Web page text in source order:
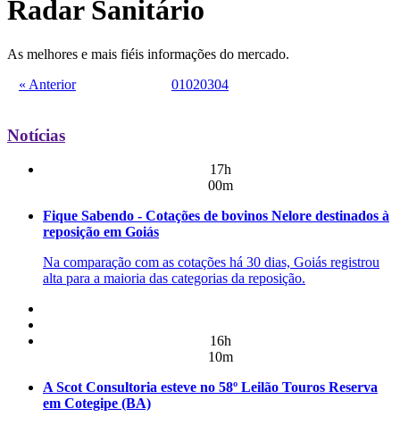
Radar Sanitário
As melhores e mais fiéis informações do mercado.
« Anterior
01020304
Notícias
17h
00m
Fique Sabendo - Cotações de bovinos Nelore destinados à
reposição em Goiás
Na comparação com as cotações há 30 dias, Goiás registrou
alta para a maioria das categorias da reposição.
16h
10m
A Scot Consultoria esteve no 58º Leilão Touros Reserva
em Cotegipe (BA)